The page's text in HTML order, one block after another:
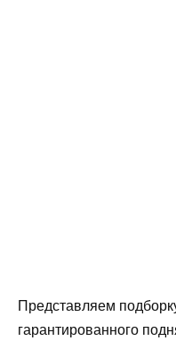
Представляем
гарантированного